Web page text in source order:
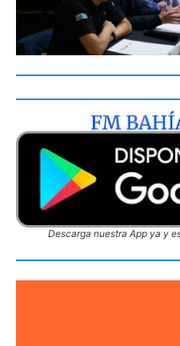
Descarga nuestra App ya y